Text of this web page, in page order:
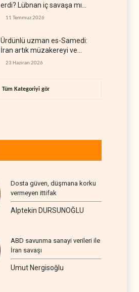
erdi? Lübnan iç savaşa mı
gidiyor?
11 Temmuz 2026
Ürdünlü uzman es-Samedi:
İran artık müzakereyi ve
çatışmayı aynı anda yürütüyor
23 Haziran 2026
Tüm Kategoriyi gör
Dosta güven, düşmana korku
vermeyen ittifak
Alptekin DURSUNOĞLU
ABD savunma sanayi verileri ile
İran savaşı
Umut Nergisoğlu